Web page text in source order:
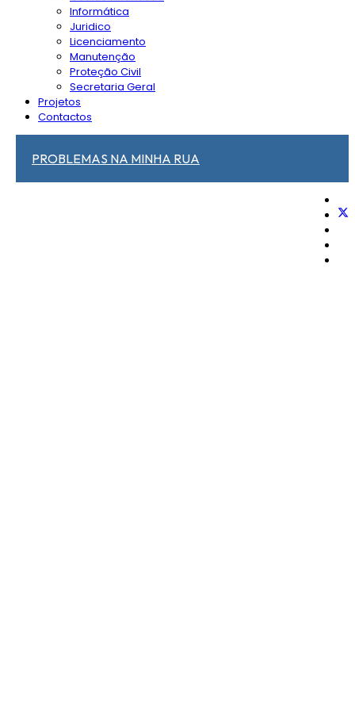
Informática
Juridico
Licenciamento
Manutenção
Proteção Civil
Secretaria Geral
Projetos
Contactos
PROBLEMAS NA MINHA RUA